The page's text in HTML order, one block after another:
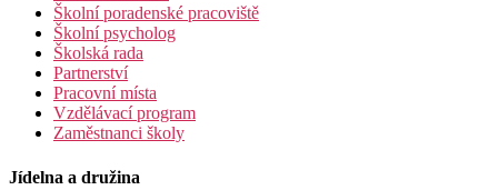
Školní poradenské pracoviště
Školní psycholog
Školská rada
Partnerství
Pracovní místa
Vzdělávací program
Zaměstnanci školy
Jídelna a družina